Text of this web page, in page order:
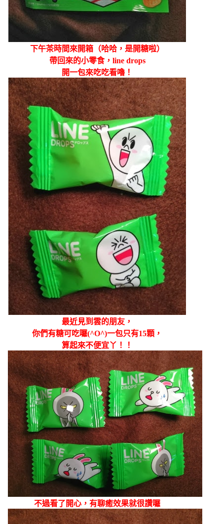
下午茶時間來開箱（哈哈，是開糖啦）
帶回來的小零食，line drops
開一包來吃吃看嚕！
最近見到雲的朋友，
你們有糖可吃囉(^O^)一包只有15顆，
算起來不便宜丫！！
不過看了開心，有聊癒效果就很讚囉